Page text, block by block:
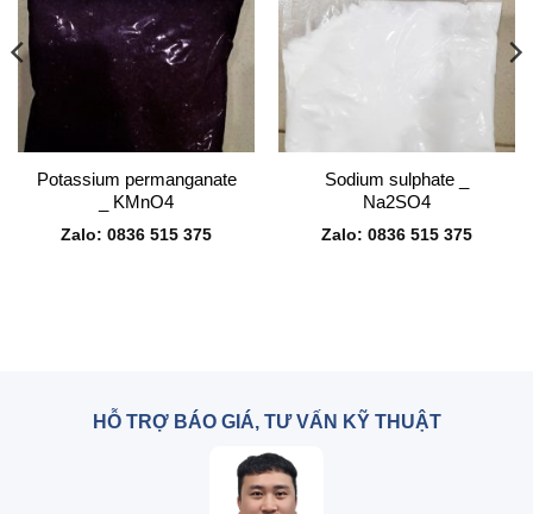
Potassium permanganate
_ KMnO4
Zalo: 0836 515 375
Sodium sulphate _
Na2SO4
Zalo: 0836 515 375
HỖ TRỢ BÁO GIÁ, TƯ VẤN KỸ THUẬT